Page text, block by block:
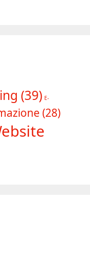
(39) E-
(28)